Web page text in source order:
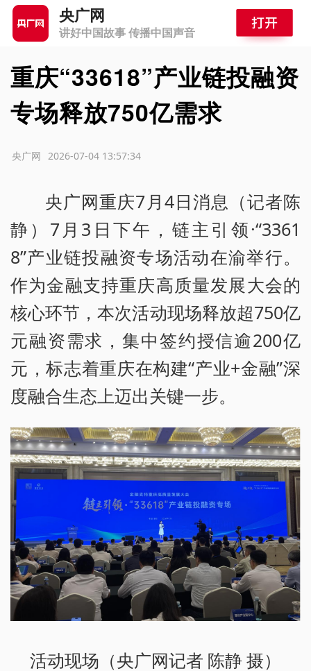
央广网
讲好中国故事 传播中国声音
重庆“33618”产业链投融资
专场释放750亿需求
2026-07-04 13:57:34
央广网
央广网重庆7月4日消息（记者陈
静）7月3日下午，链主引领·“3361
8”产业链投融资专场活动在渝举行。
作为金融支持重庆高质量发展大会的
核心环节，本次活动现场释放超750亿
元融资需求，集中签约授信逾200亿
元，标志着重庆在构建“产业+金融”深
度融合生态上迈出关键一步。
活动现场（央广网记者 陈静 摄）